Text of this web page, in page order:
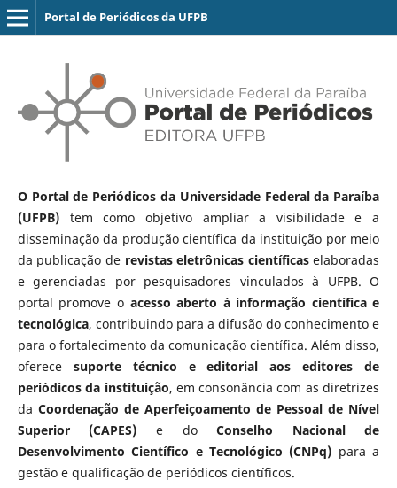
Portal de Periódicos da UFPB
O Portal de Periódicos da Universidade Federal da Paraíba
(UFPB)tem como objetivo ampliar a visibilidade e a
disseminação da produção científica da instituição por meio
da publicação de revistas eletrônicas científicaselaboradas
e gerenciadas por pesquisadores vinculados à UFPB. O
portal promove o acesso aberto à informação científica e
tecnológica, contribuindo para a difusão do conhecimento e
para o fortalecimento da comunicação científica. Além disso,
oferece suporte técnico e editorial aos editores de
periódicos da instituição, em consonância com as diretrizes
da Coordenação de Aperfeiçoamento de Pessoal de Nível
Superior (CAPES) e doConselho Nacional de
Desenvolvimento Científico e Tecnológico (CNPq) para a
gestão e qualificação de periódicos científicos.